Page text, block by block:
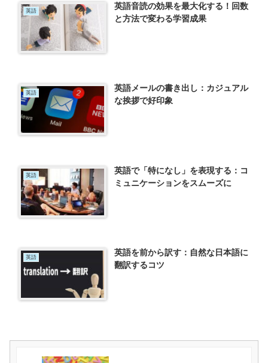
英語
英語音読の効果を最大化する！回数
と方法で変わる学習成果
英語
英語メールの書き出し：カジュアル
な挨拶で好印象
英語
英語で「特になし」を表現する：コ
ミュニケーションをスムーズに
英語
英語を前から訳す：自然な日本語に
翻訳するコツ